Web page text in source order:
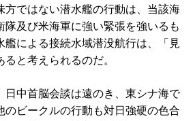
方ではない潜水艦の行動は、当該海
隊及び米海軍に強い緊張を強いるも
艦による接続水域潜没航行は、「見
と考えられるのだ。
中首脳会談は遠のき、東シナ海で
のビークルの行動も対日強硬の色合